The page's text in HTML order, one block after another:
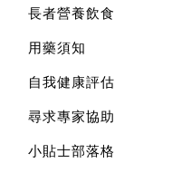
長者營養飲食
用藥須知
自我健康評估
尋求專家協助
小貼士部落格